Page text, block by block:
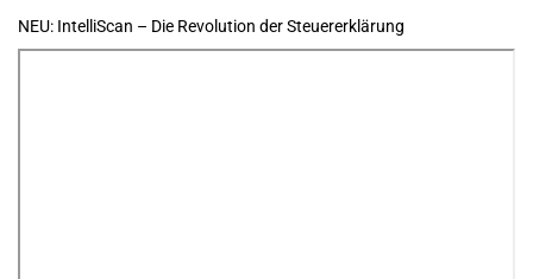
NEU: IntelliScan – Die Revolution der Steuererklärung